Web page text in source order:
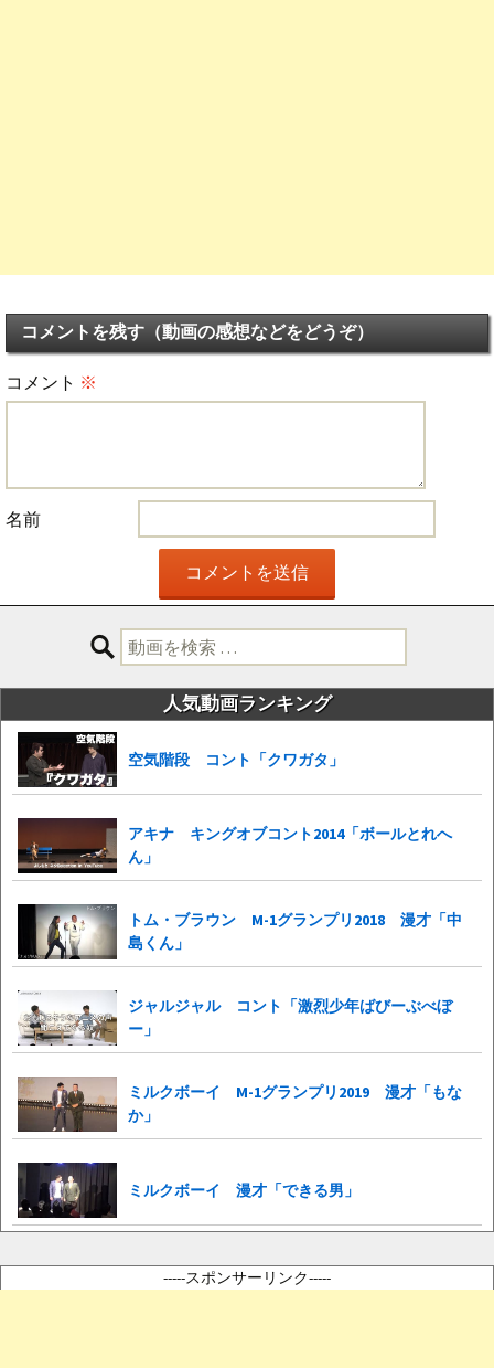
コメントを残す（動画の感想などをどうぞ）
コメント ※
名前
検
索:
人気動画ランキング
空気階段 コント「クワガタ」
アキナ キングオブコント2014「ボールとれへ
ん」
トム・ブラウン M-1グランプリ2018 漫才「中
島くん」
ジャルジャル コント「激烈少年ばびーぶべぼ
ー」
ミルクボーイ M-1グランプリ2019 漫才「もな
か」
ミルクボーイ 漫才「できる男」
-----スポンサーリンク-----